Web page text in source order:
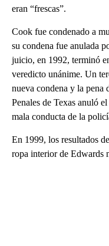
eran “frescas”.
Cook fue condenado a
su condena fue anulada
juicio, en 1992, terminó
veredicto unánime. Un
nueva condena y la pena
Penales de Texas anuló
mala conducta de la
En 1999, los resultados
ropa interior de Edwards